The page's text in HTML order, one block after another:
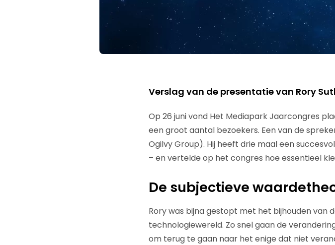
Verslag van de presentatie van Rory
Op 26 juni vond Het Mediapark Jaarcongres
een groot aantal bezoekers. Een van de
Ogilvy Group). Hij heeft drie maal een
– en vertelde op het congres hoe essentieel
De subjectieve
Rory was bijna gestopt met het bijhouden van
technologiewereld. Zo snel gaan de
om terug te gaan naar het enige dat niet